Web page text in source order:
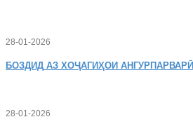
28-01-2026
БОЗДИД АЗ ХОҶАГИҲОИ АНГУРПАРВАРӢ
28-01-2026